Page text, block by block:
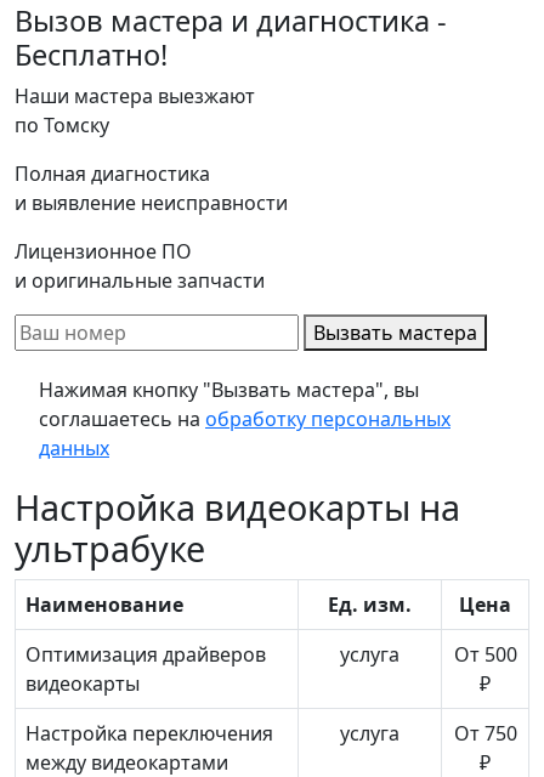
Вызов мастера и диагностика -
Бесплатно!
Наши мастера выезжают
по Томску
Полная диагностика
и выявление неисправности
Лицензионное ПО
и оригинальные запчасти
Вызвать мастера
Нажимая кнопку "Вызвать мастера", вы
соглашаетесь на обработку персональных
данных
Настройка видеокарты на
ультрабуке
Наименование Ед. изм.
Цена
Оптимизация драйверов
видеокарты
услуга
От 500
₽
Настройка переключения
между видеокартами
услуга
От 750
₽